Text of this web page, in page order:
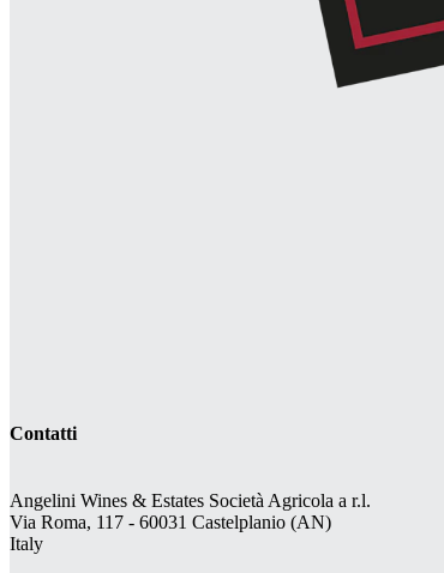
Contatti
Angelini Wines & Estates Società Agricola a r.l.
Via Roma, 117 - 60031 Castelplanio (AN)
Italy